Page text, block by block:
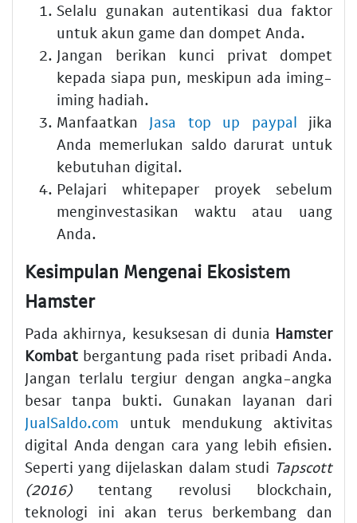
Selalu gunakan autentikasi dua faktor
untuk akun game dan dompet Anda.
Jangan berikan kunci privat dompet
kepada siapa pun, meskipun ada iming-
iming hadiah.
Manfaatkan Jasa top up paypal jika
Anda memerlukan saldo darurat untuk
kebutuhan digital.
Pelajari whitepaper proyek sebelum
menginvestasikan waktu atau uang
Anda.
Kesimpulan Mengenai Ekosistem
Hamster
Pada akhirnya, kesuksesan di dunia Hamster
Kombat bergantung pada riset pribadi Anda.
Jangan terlalu tergiur dengan angka-angka
besar tanpa bukti. Gunakan layanan dari
JualSaldo.com untuk mendukung aktivitas
digital Anda dengan cara yang lebih efisien.
Seperti yang dijelaskan dalam studi Tapscott
(2016)tentang revolusi blockchain,
teknologi ini akan terus berkembang dan